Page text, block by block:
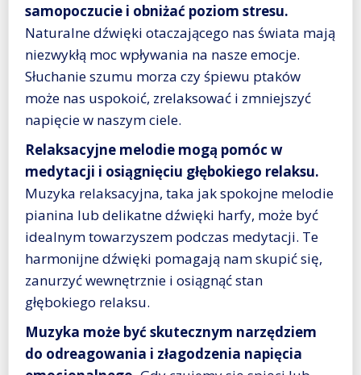
samopoczucie i obniżać poziom stresu.
Naturalne dźwięki otaczającego nas świata mają
niezwykłą moc wpływania na nasze emocje.
Słuchanie szumu morza czy śpiewu ptaków
może nas uspokoić, zrelaksować i zmniejszyć
napięcie w naszym ciele.
Relaksacyjne melodie mogą pomóc w
medytacji i osiągnięciu głębokiego relaksu.
Muzyka relaksacyjna, taka jak spokojne melodie
pianina lub delikatne dźwięki harfy, może być
idealnym towarzyszem podczas medytacji. Te
harmonijne dźwięki pomagają nam skupić się,
zanurzyć wewnętrznie i osiągnąć stan
głębokiego relaksu.
Muzyka może być skutecznym narzędziem
do odreagowania i złagodzenia napięcia